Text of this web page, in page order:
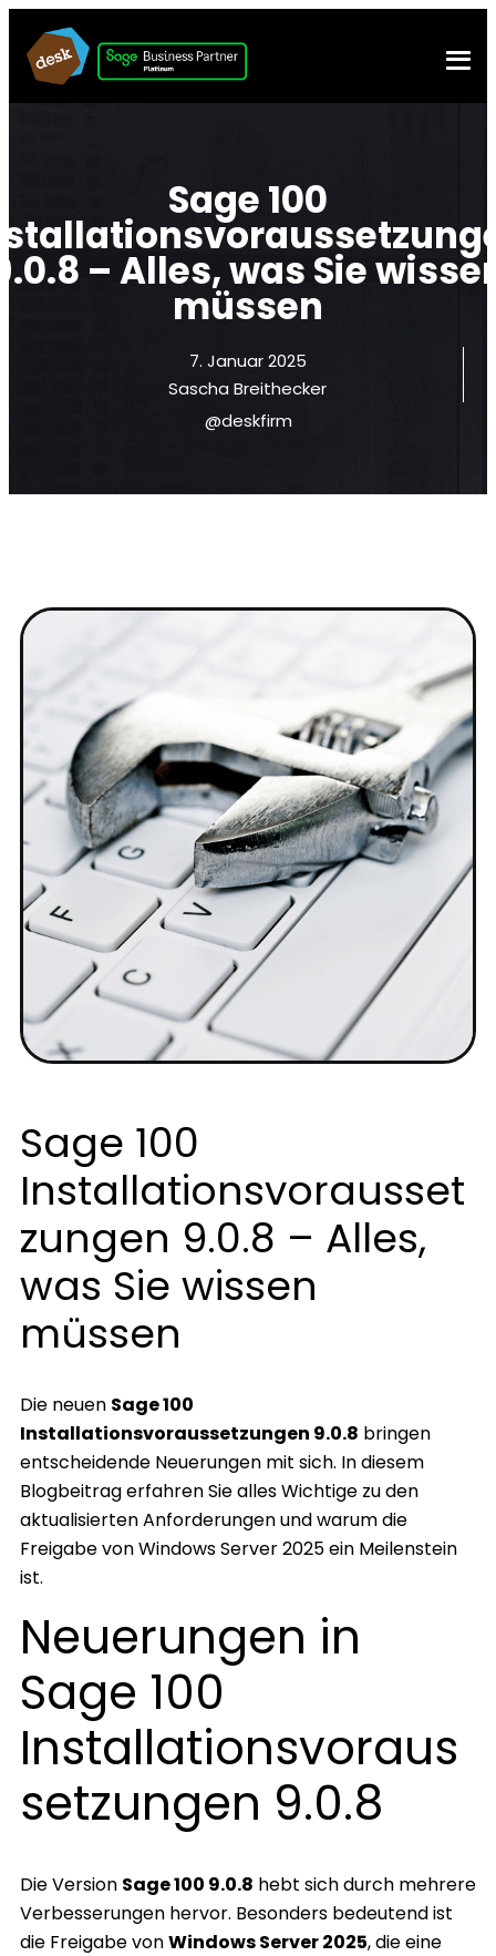
Sage 100
– Alles, was Sie
müssen
7. Januar 2025
Sascha Breithecker
@deskfirm
Sage 100
Installationsvorausset
zungen 9.0.8 – Alles,
was Sie wissen
müssen
Die neuen Sage 100
Installationsvoraussetzungen 9.0.8 bringen
entscheidende Neuerungen mit sich. In diesem
Blogbeitrag erfahren Sie alles Wichtige zu den
aktualisierten Anforderungen und warum die
Freigabe von Windows Server 2025 ein Meilenstein
ist.
Neuerungen in
Sage 100
Installationsvoraus
setzungen 9.0.8
Die Version Sage 100 9.0.8 hebt sich durch mehrere
Verbesserungen hervor. Besonders bedeutend ist
die Freigabe vonWindows Server 2025, die eine